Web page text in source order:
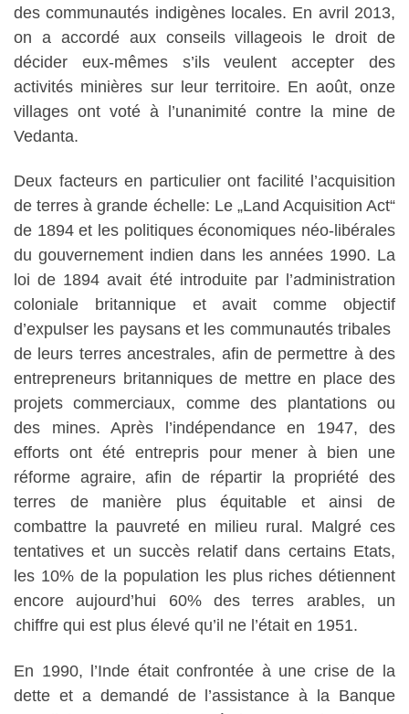
des communautés indigènes locales. En avril 2013,
on a accordé aux conseils villageois le droit de
décider eux-mêmes s’ils veulent accepter des
activités minières sur leur territoire. En août, onze
villages ont voté à l’unanimité contre la mine de
Vedanta.
Deux facteurs en particulier ont facilité l’acquisition
de terres à grande échelle: Le „Land Acquisition Act“
de 1894 et les politiques économiques néo-libérales
du gouvernement indien dans les années 1990. La
loi de 1894 avait été introduite par l’administration
coloniale britannique et avait comme objectif
d’expulser les paysans et les communautés tribales
de leurs terres ancestrales, afin de permettre à des
entrepreneurs britanniques de mettre en place des
projets commerciaux, comme des plantations ou
des mines. Après l’indépendance en 1947, des
efforts ont été entrepris pour mener à bien une
réforme agraire, afin de répartir la propriété des
terres de manière plus équitable et ainsi de
combattre la pauvreté en milieu rural. Malgré ces
tentatives et un succès relatif dans certains Etats,
les 10% de la population les plus riches détiennent
encore aujourd’hui 60% des terres arables, un
chiffre qui est plus élevé qu’il ne l’était en 1951.
En 1990, l’Inde était confrontée à une crise de la
dette et a demandé de l’assistance à la Banque